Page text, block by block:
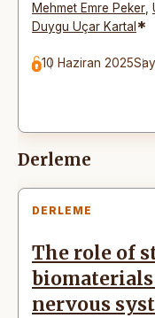
Mehmet Emre Peker
Duygu Uçar Kartal *
10 Haziran 2025
Derleme
DERLEME
The role of
nervous